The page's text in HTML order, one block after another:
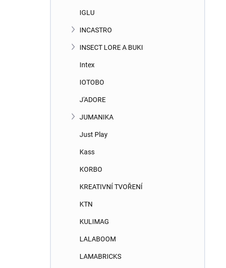
IGLU
INCASTRO
INSECT LORE A BUKI
Intex
IOTOBO
J'ADORE
JUMANIKA
Just Play
Kass
KORBO
KREATIVNÍ TVOŘENÍ
KTN
KULIMAG
LALABOOM
LAMABRICKS